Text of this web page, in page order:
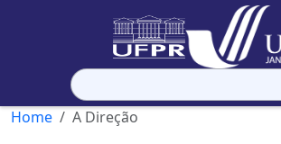
Pesquisar
por:
Home
A Direção